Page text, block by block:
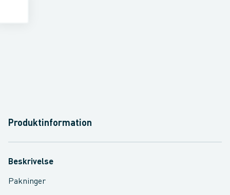
Produktinformation
Beskrivelse
Pakninger